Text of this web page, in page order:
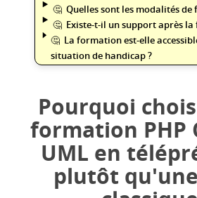
Quelles sont les modalités de
Existe-t-il un support après
La formation est-elle
situation de handicap ?
Pourquoi
formation PHP
UML en
plutôt qu'une